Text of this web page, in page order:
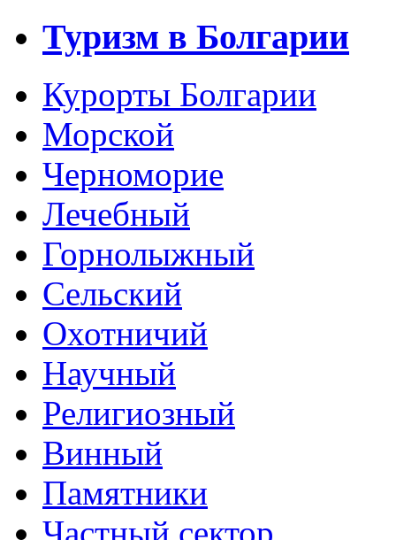
Туризм в Болгарии
Курорты Болгарии
Морской
Черноморие
Лечебный
Горнолыжный
Сельский
Охотничий
Научный
Религиозный
Винный
Памятники